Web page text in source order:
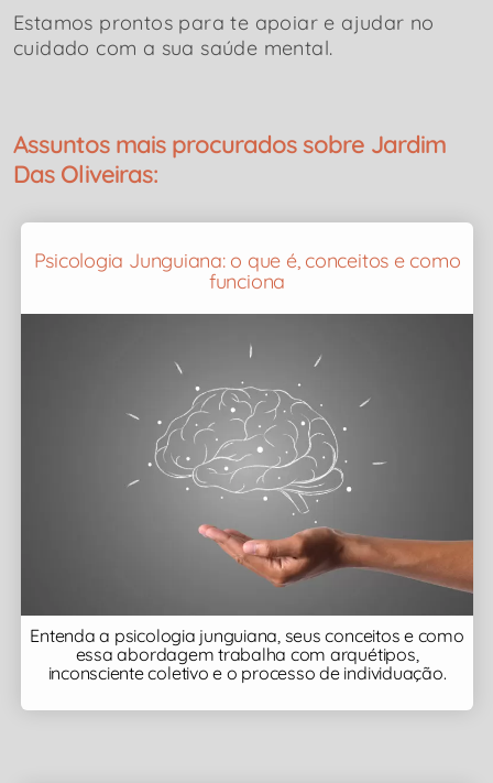
Estamos prontos para te apoiar e ajudar no
cuidado com a sua saúde mental.
Assuntos mais procurados sobre Jardim
Das Oliveiras:
Psicologia Junguiana: o que é, conceitos e como
funciona
Entenda a psicologia junguiana, seus conceitos e como
essa abordagem trabalha com arquétipos,
inconsciente coletivo e o processo de individuação.